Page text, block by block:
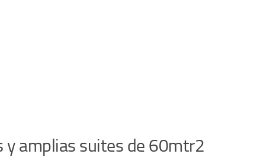
y amplias suites de 60mtr2